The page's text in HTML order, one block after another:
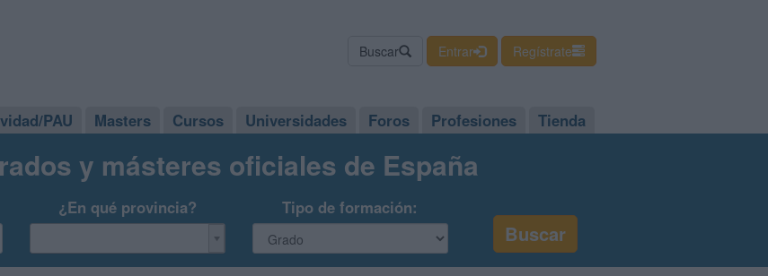
Buscar Entrar Regístrate
PAU Masters Cursos Universidades Foros Profesiones Tienda
y másteres oficiales de España
¿En qué provincia? Tipo de formación: